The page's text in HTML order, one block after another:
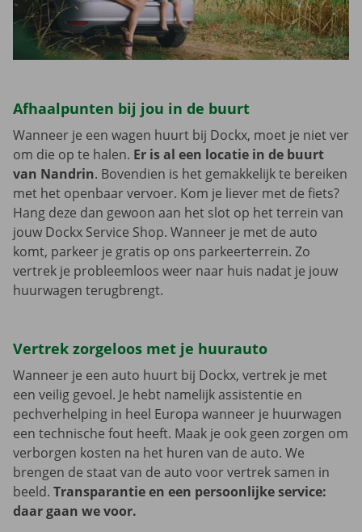
Afhaalpunten bij jou in de buurt
Wanneer je een wagen huurt bij Dockx, moet je niet ver
om die op te halen. Er is al een locatie in de buurt
van Nandrin. Bovendien is het gemakkelijk te bereiken
met het openbaar vervoer. Kom je liever met de fiets?
Hang deze dan gewoon aan het slot op het terrein van
jouw Dockx Service Shop. Wanneer je met de auto
komt, parkeer je gratis op ons parkeerterrein. Zo
vertrek je probleemloos weer naar huis nadat je jouw
huurwagen terugbrengt.
Vertrek zorgeloos met je huurauto
Wanneer je een auto huurt bij Dockx, vertrek je met
een veilig gevoel. Je hebt namelijk assistentie en
pechverhelping in heel Europa wanneer je huurwagen
een technische fout heeft. Maak je ook geen zorgen om
verborgen kosten na het huren van de auto. We
brengen de staat van de auto voor vertrek samen in
beeld. Transparantie en een persoonlijke service:
daar gaan we voor.